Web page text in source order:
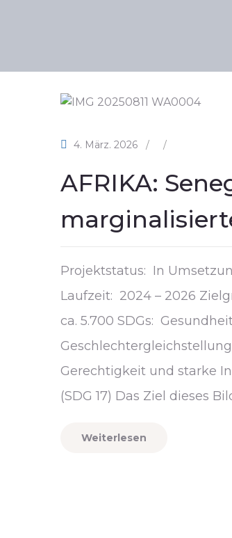
4. März. 2026 / /
AFRIKA:
Projektstatus: In
Laufzeit: 2024 – 2026
ca. 5.700 SDGs:
Gerechtigkeit und starke
(SDG 17) Das Ziel dieses
Weiterlesen